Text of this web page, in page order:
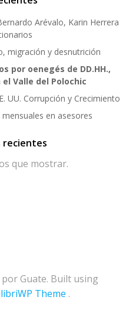
Arévalo, Karin Herrera
migración y desnutrición
por oenegés de DD.HH.,
Valle del Polochic
UU. Corrupción y Crecimiento
en asesores
recientes
que mostrar.
Guate. Built using
Theme .